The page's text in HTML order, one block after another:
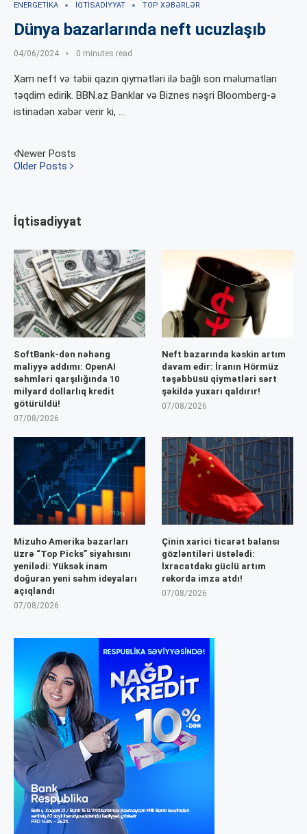
ENERGETIKA İQTISADIYYAT TOP XƏBƏRLƏR
Dünya bazarlarında neft ucuzlaşıb
04/06/2024 0 minutes read
Xam neft və təbii qazın qiymətləri ilə bağlı son məlumatları
təqdim edirik. BBN.az Banklar və Biznes nəşri Bloomberg-ə
istinadən xəbər verir ki, …
Newer Posts
Older Posts
İqtisadiyyat
SoftBank-dən nəhəng
maliyyə addımı: OpenAI
səhmləri qarşılığında 10
milyard dollarlıq kredit
götürüldü!
07/08/2026
Neft bazarında kəskin artım
davam edir: İranın Hörmüz
təşəbbüsü qiymətləri sərt
şəkildə yuxarı qaldırır!
07/08/2026
Mizuho Amerika bazarları
üzrə “Top Picks” siyahısını
yenilədi: Yüksək inam
doğuran yeni səhm ideyaları
açıqlandı
07/08/2026
Çinin xarici ticarət balansı
gözləntiləri üstələdi:
İxracatdakı güclü artım
rekorda imza atdı!
07/08/2026